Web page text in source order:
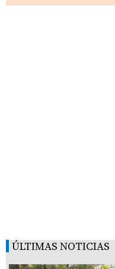
ÚLTIMAS NOTICIAS